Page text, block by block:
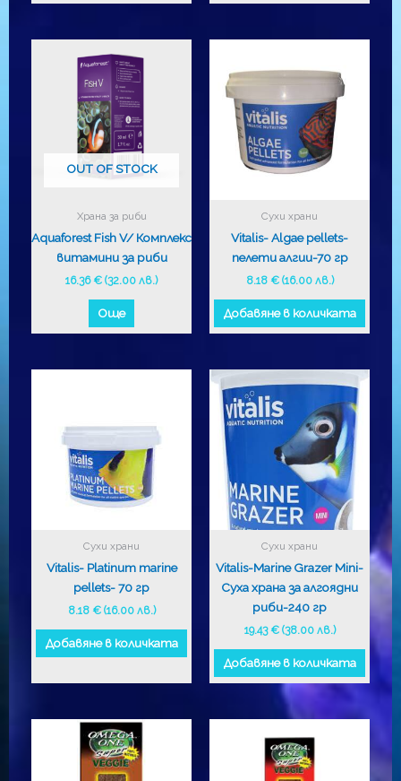
OUT OF STOCK
Храна за риби
Aquaforest Fish V/ Комплекс
витамини за риби
16.36€ (32.00 лв.)
Още
Сухи храни
Vitalis- Algae pellets-
пелети алгии-70 гр
8.18 € (16.00 лв.)
Добавяне в количката
Сухи храни
Vitalis- Platinum marine
pellets- 70 гр
8.18 € (16.00 лв.)
Добавяне в количката
Сухи храни
Vitalis-Marine Grazer Mini-
Суха храна за алгоядни
риби-240 гр
19.43€ (38.00 лв.)
Добавяне в количката